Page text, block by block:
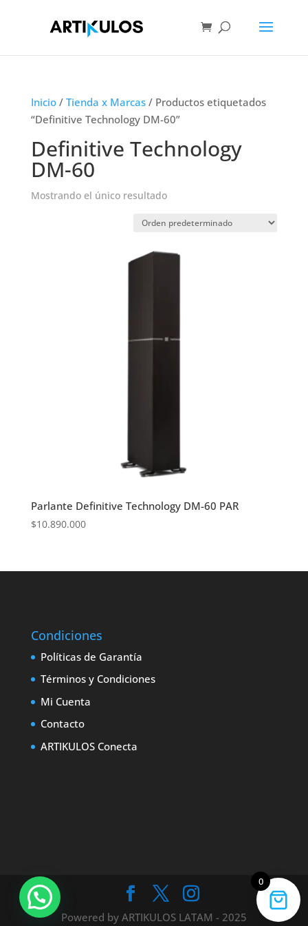
Inicio/ Tienda x Marcas/ Productos etiquetados
“Definitive Technology DM-60”
Definitive Technology
DM-60
Mostrando el único resultado
Parlante Definitive Technology DM-60 PAR
$10.890.000
Condiciones
Políticas de Garantía
Términos y Condiciones
Mi Cuenta
Contacto
ARTIKULOS Conecta
Powered by ARTIKULOS LATAM - 2025
0